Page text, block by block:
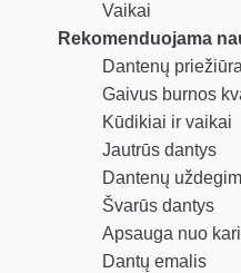
Vaikai
Rekomenduojama
Dantenų priežiūra
Gaivus burnos
Kūdikiai ir vaikai
Jautrūs dantys
Dantenų
Švarūs dantys
Apsauga nuo
Dantų emalis